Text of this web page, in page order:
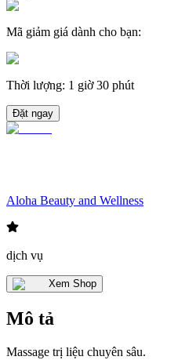
Mã giảm giá dành cho bạn:
Thời lượng: 1 giờ 30 phút
Đặt ngay
Aloha Beauty and Wellness
dịch vụ
Xem Shop
Mô tả
Massage trị liệu chuyên sâu.